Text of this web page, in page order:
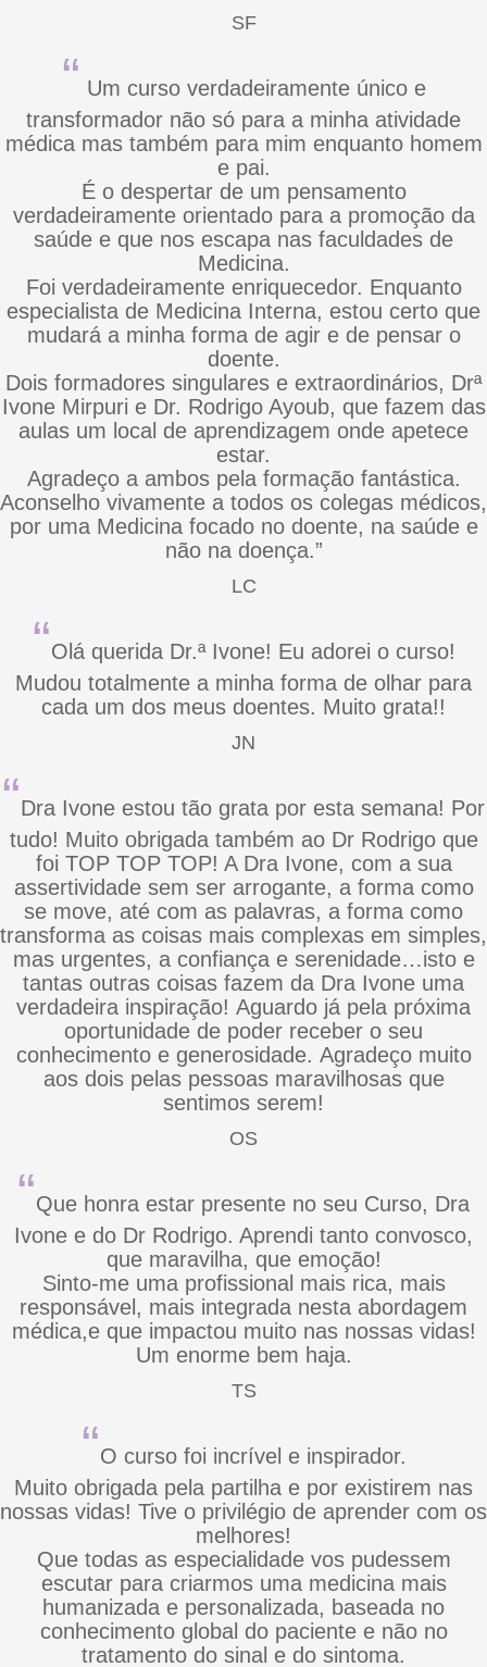
SF
“ Um curso verdadeiramente único e
transformador não só para a minha atividade
médica mas também para mim enquanto homem
e pai.
É o despertar de um pensamento
verdadeiramente orientado para a promoção da
saúde e que nos escapa nas faculdades de
Medicina.
Foi verdadeiramente enriquecedor. Enquanto
especialista de Medicina Interna, estou certo que
mudará a minha forma de agir e de pensar o
doente.
Dois formadores singulares e extraordinários, Drª
Ivone Mirpuri e Dr. Rodrigo Ayoub, que fazem das
aulas um local de aprendizagem onde apetece
estar.
Agradeço a ambos pela formação fantástica.
Aconselho vivamente a todos os colegas médicos,
por uma Medicina focado no doente, na saúde e
não na doença.”
LC
“Olá querida Dr.ª Ivone! Eu adorei o curso!
Mudou totalmente a minha forma de olhar para
cada um dos meus doentes. Muito grata!!
JN
“Dra Ivone estou tão grata por esta semana! Por
tudo! Muito obrigada também ao Dr Rodrigo que
foi TOP TOP TOP! A Dra Ivone, com a sua
assertividade sem ser arrogante, a forma como
se move, até com as palavras, a forma como
transforma as coisas mais complexas em simples,
mas urgentes, a confiança e serenidade…isto e
tantas outras coisas fazem da Dra Ivone uma
verdadeira inspiração! Aguardo já pela próxima
oportunidade de poder receber o seu
conhecimento e generosidade. Agradeço muito
aos dois pelas pessoas maravilhosas que
sentimos serem!
OS
“Que honra estar presente no seu Curso, Dra
Ivone e do Dr Rodrigo. Aprendi tanto convosco,
que maravilha, que emoção!
Sinto-me uma profissional mais rica, mais
responsável, mais integrada nesta abordagem
médica,e que impactou muito nas nossas vidas!
Um enorme bem haja.
TS
“O curso foi incrível e inspirador.
Muito obrigada pela partilha e por existirem nas
nossas vidas! Tive o privilégio de aprender com os
melhores!
Que todas as especialidade vos pudessem
escutar para criarmos uma medicina mais
humanizada e personalizada, baseada no
conhecimento global do paciente e não no
tratamento do sinal e do sintoma.